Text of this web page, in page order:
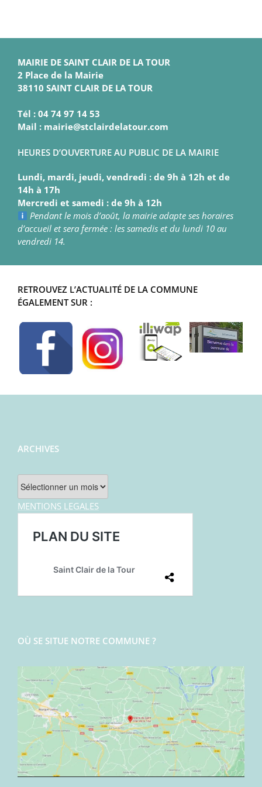
MAIRIE DE SAINT CLAIR DE LA TOUR
2 Place de la Mairie
38110 SAINT CLAIR DE LA TOUR
Tél : 04 74 97 14 53
Mail : mairie@stclairdelatour.com
HEURES D’OUVERTURE AU PUBLIC DE LA MAIRIE
Lundi, mardi, jeudi, vendredi : de 9h à 12h et de
14h à 17h
Mercredi et samedi : de 9h à 12h
Pendant le mois d’août, la mairie adapte ses horaires
d’accueil et sera fermée : les samedis et du lundi 10 au
vendredi 14.
RETROUVEZ L’ACTUALITÉ DE LA COMMUNE
ÉGALEMENT SUR :
ARCHIVES
Archives
MENTIONS LEGALES
OÙ SE SITUE NOTRE COMMUNE ?